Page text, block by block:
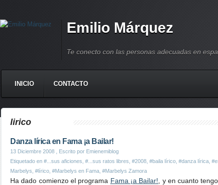
Emilio Márquez
Te conecto con las personas adecuadas en
INICIO CONTACTO
lirico
Danza lírica en Fama ¡a Bailar!
13 Diciembre 2008 , Escrito por Emienemiblog
Etiquetado en #...sus aficiones #...sus ratos libres #2008 #baila lírico #danza lírica
Marbelys #lírico #Marbelys en Fama #Marbelys Zamora
Ha dado comienzo el programa Fama ¡a Bailar! , y en cuanto